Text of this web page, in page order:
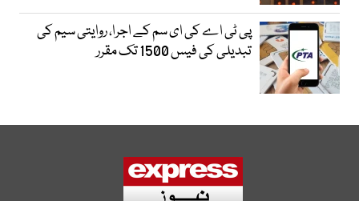
پی ٹی اے کی ای سم کے اجرا، روایتی سیم کی
تبدیلی کی فیس 1500 تک مقرر